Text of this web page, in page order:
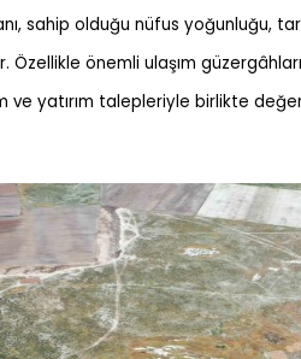
sahip olduğu nüfus yoğunluğu,
Özellikle önemli ulaşım
ve yatırım talepleriyle birlikte